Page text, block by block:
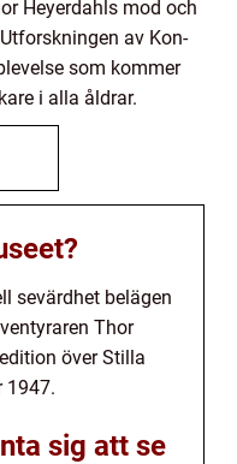
Heyerdahls mod och
av Kon-
som kommer
i alla åldrar.
sevärdhet belägen
Thor
över Stilla
1947.
sig att se